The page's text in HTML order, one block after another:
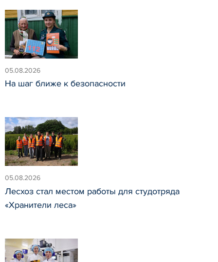
05.08.2026
На шаг ближе к безопасности
05.08.2026
Лесхоз стал местом работы для студотряда
«Хранители леса»